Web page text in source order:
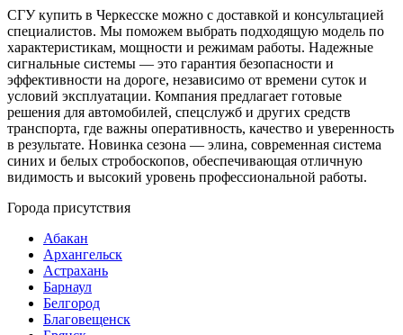
СГУ купить в Черкесске можно с доставкой и консультацией
специалистов. Мы поможем выбрать подходящую модель по
характеристикам, мощности и режимам работы. Надежные
сигнальные системы — это гарантия безопасности и
эффективности на дороге, независимо от времени суток и
условий эксплуатации. Компания предлагает готовые
решения для автомобилей, спецслужб и других средств
транспорта, где важны оперативность, качество и уверенность
в результате. Новинка сезона — элина, современная система
синих и белых стробоскопов, обеспечивающая отличную
видимость и высокий уровень профессиональной работы.
Города присутствия
Абакан
Архангельск
Астрахань
Барнаул
Белгород
Благовещенск